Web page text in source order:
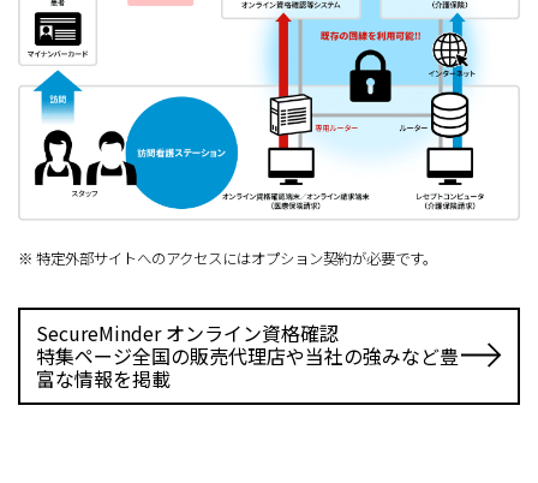
※ 特定外部サイトへのアクセスにはオプション契約が必要です。
SecureMinder オンライン資格確認
特集ページ全国の販売代理店や当社の強みなど豊
富な情報を掲載